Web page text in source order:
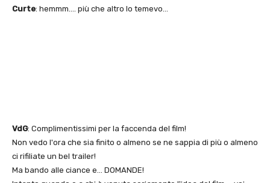
Curte: hemmm…. più che altro lo temevo…
VdG: Complimentissimi per la faccenda del film!
Non vedo l'ora che sia finito o almeno se ne sappia di più o almeno
ci rifiliate un bel trailer!
Ma bando alle ciance e… DOMANDE!